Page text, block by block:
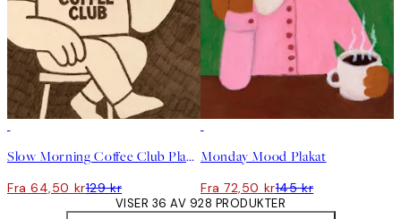
Slow Morning Coffee Club Plakat
Fra 64,50 kr129 kr
Monday Mood Plakat
Fra 72,50 kr145 kr
VISER 36 AV 928 PRODUKTER